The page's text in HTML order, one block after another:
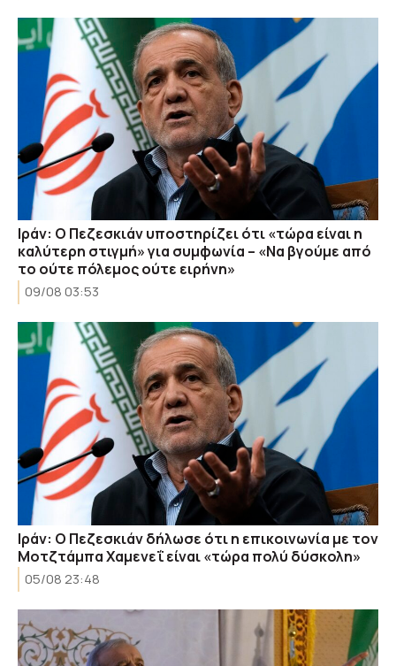
Ιράν: Ο Πεζεσκιάν υποστηρίζει ότι «τώρα είναι η
καλύτερη στιγμή» για συμφωνία – «Να βγούμε από
το ούτε πόλεμος ούτε ειρήνη»
09/08 03:53
Ιράν: Ο Πεζεσκιάν δήλωσε ότι η επικοινωνία με τον
Μοτζτάμπα Χαμενεΐ είναι «τώρα πολύ δύσκολη»
05/08 23:48